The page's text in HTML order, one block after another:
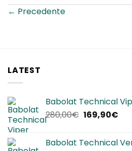
← Precedente
LATEST
Babolat Technical
280,00€ Il
era:
169,90€Il
è:
Babolat Technical